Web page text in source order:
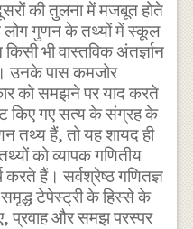
की तुलना में मजबूत होते
लोग गुणन के तथ्यों में स्कूल
भी वास्तविक अंतर्ज्ञान
उनके पास कमजोर
को समझने पर याद करते
किए गए सत्य के संग्रह के
तथ्य हैं, तो यह शायद ही
को व्यापक गणितीय
करते हैं। सर्वश्रेष्ठ गणितज्ञ
टेपेस्ट्री के हिस्से के
और समझ परस्पर